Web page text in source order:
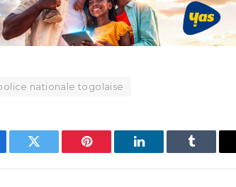
nationale togolaise
Twitter Pinterest LinkedIn Tumblr